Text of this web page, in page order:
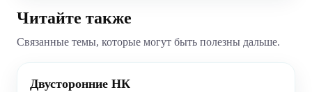
Читайте также
Связанные темы, которые могут быть полезны дальше.
Двусторонние НК